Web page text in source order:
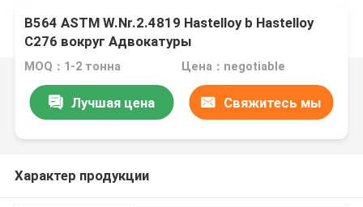
B564 ASTM W.Nr.2.4819 Hastelloy b Hastelloy
C276 вокруг Адвокатуры
MOQ：1-2 тонна Цена：negotiable
Лучшая цена Свяжитесь мы
Характер продукции